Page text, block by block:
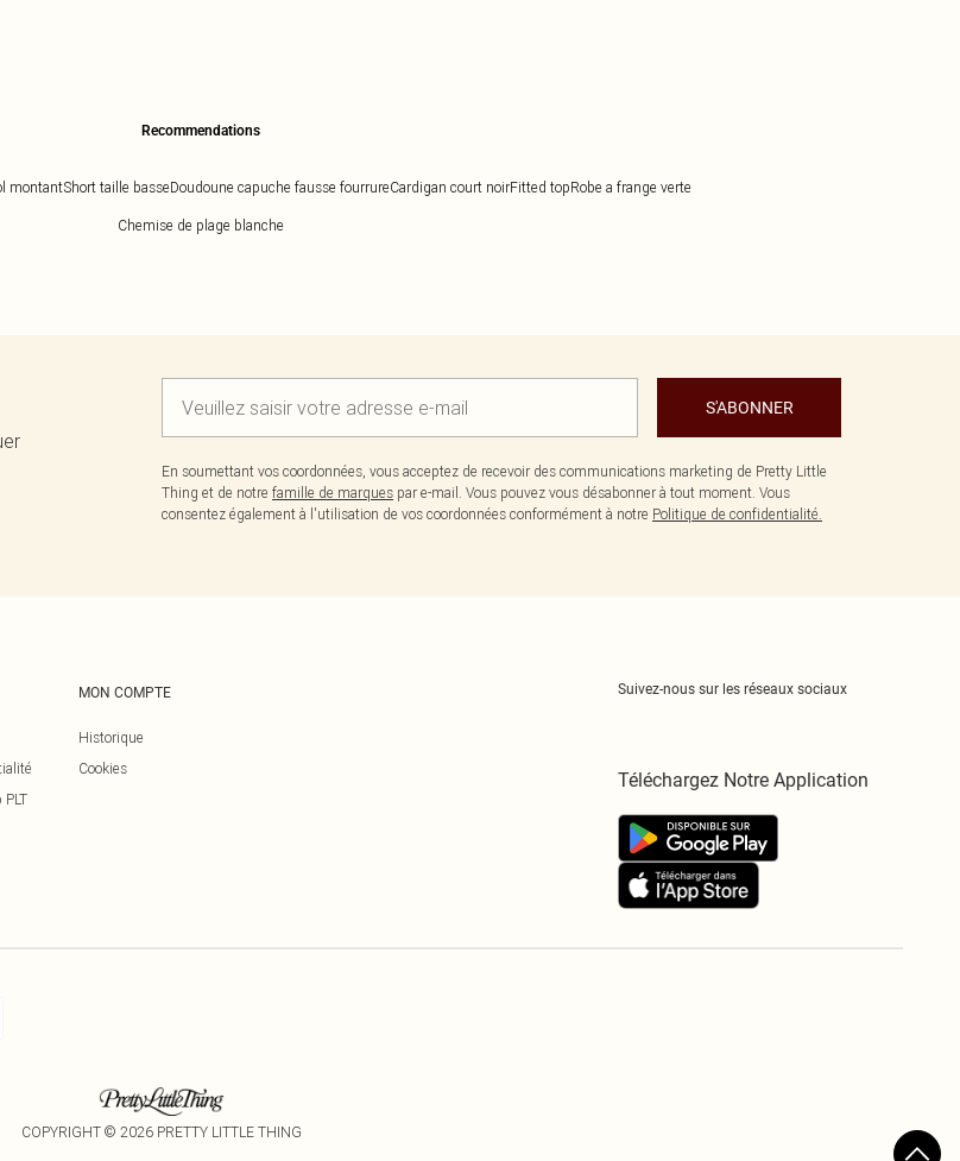
Recommendations
montantShort taille basseDoudoune capuche fausse fourrureCardigan court noirFitted topRobe a frange verte
Chemise de plage blanche
S'ABONNER
En soumettant vos coordonnées, vous acceptez de recevoir des communications marketing de Pretty Little
Thing et de notre famille de marques par e-mail. Vous pouvez vous désabonner à tout moment. Vous
consentez également à l'utilisation de vos coordonnées conformément à notre Politique de confidentialité.
PLT
MON COMPTE
Historique
Cookies
Suivez-nous sur les réseaux sociaux
Téléchargez Notre Application
COPYRIGHT © 2026 PRETTY LITTLE THING